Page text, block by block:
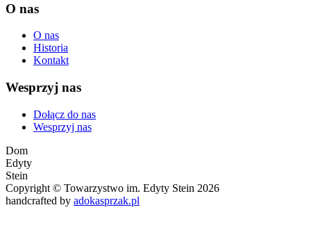
O nas
O nas
Historia
Kontakt
Wesprzyj nas
Dołącz do nas
Wesprzyj nas
Dom
Edyty
Stein
Copyright © Towarzystwo im. Edyty Stein 2026
handcrafted by adokasprzak.pl